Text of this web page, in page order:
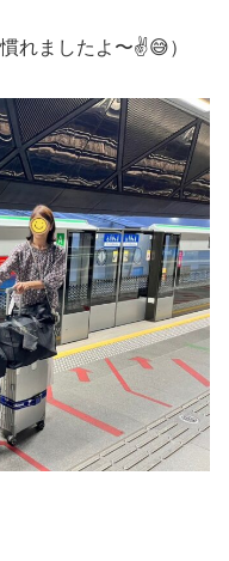
れましたよ〜✌️😅）